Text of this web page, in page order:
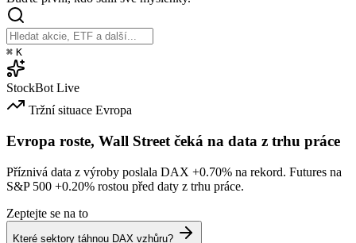
⌘ K
StockBot Live
Tržní situace Evropa
Evropa roste, Wall Street čeká na data z trhu práce
Příznivá data z výroby poslala DAX +0.70% na rekord. Futures na
S&P 500 +0.20% rostou před daty z trhu práce.
Zeptejte se na to
Které sektory táhnou DAX vzhůru?